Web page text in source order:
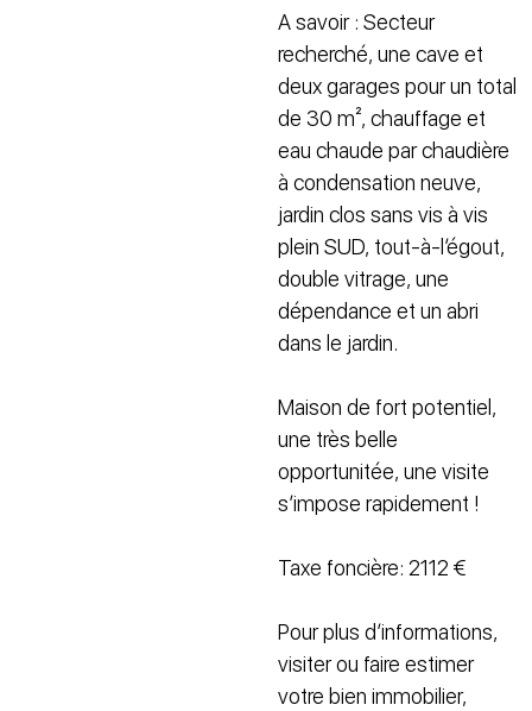
A savoir : Secteur
recherché, une cave et
deux garages pour un total
de 30 m², chauffage et
eau chaude par chaudière
à condensation neuve,
jardin clos sans vis à vis
plein SUD, tout-à-l’égout,
double vitrage, une
dépendance et un abri
dans le jardin.
Maison de fort potentiel,
une très belle
opportunitée, une visite
s’impose rapidement !
Taxe foncière: 2112 €
Pour plus d’informations,
visiter ou faire estimer
votre bien immobilier,